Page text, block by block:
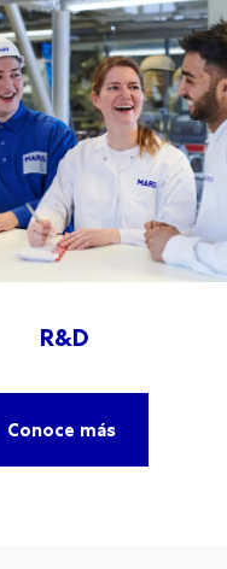
R&D
Conoce más